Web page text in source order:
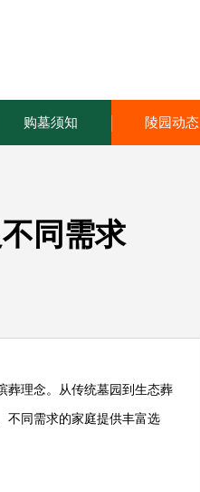
购墓须知 陵园动态
同需求
葬理念。从传统墓园到生态葬
不同需求的家庭提供丰富选